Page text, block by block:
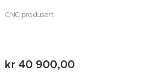
CNC produsert
kr 40 900,00